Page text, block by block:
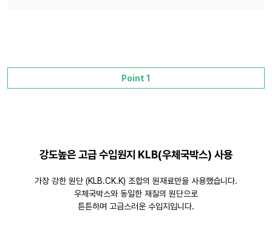
Point 1
강도높은 고급 수입원지 KLB(우체국박스) 사용
가장 강한 원단 (KLB.CK.K) 조합의 원재료만을 사용했습니다.
우체국박스와 동일한 재질의 원단으로
튼튼하며 고급스러운 수입지입니다.